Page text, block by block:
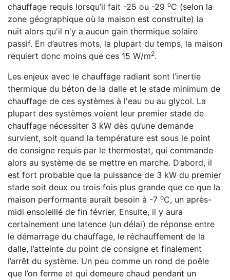
chauffage requis lorsqu’il fait -25 ou -29 oC (selon la
zone géographique où la maison est construite) la
nuit alors qu'il n'y a aucun gain thermique solaire
passif. En d’autres mots, la plupart du temps, la maison
requiert donc moins que ces 15 W/m2.
Les enjeux avec le chauffage radiant sont l’inertie
thermique du béton de la dalle et le stade minimum de
chauffage de ces systèmes à l'eau ou au glycol. La
plupart des systèmes voient leur premier stade de
chauffage nécessiter 3 kW dès qu’une demande
survient, soit quand la température est sous le point
de consigne requis par le thermostat, qui commande
alors au système de se mettre en marche. D’abord, il
est fort probable que la puissance de 3 kW du premier
stade soit deux ou trois fois plus grande que ce que la
maison performante aurait besoin à -7 oC, un après-
midi ensoleillé de fin février. Ensuite, il y aura
certainement une latence (un délai) de réponse entre
le démarrage du chauffage, le réchauffement de la
dalle, l’atteinte du point de consigne et finalement
l’arrêt du système. Un peu comme un rond de poêle
que l’on ferme et qui demeure chaud pendant un